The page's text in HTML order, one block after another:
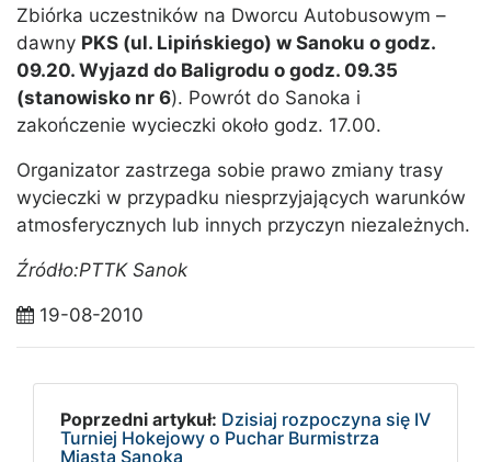
Zbiórka uczestników na Dworcu Autobusowym –
dawny PKS (ul. Lipińskiego) w Sanoku o godz.
09.20. Wyjazd do Baligrodu o godz. 09.35
(stanowisko nr 6). Powrót do Sanoka i
zakończenie wycieczki około godz. 17.00.
Organizator zastrzega sobie prawo zmiany trasy
wycieczki w przypadku niesprzyjających warunków
atmosferycznych lub innych przyczyn niezależnych.
Źródło:PTTK Sanok
19-08-2010
Poprzedni artykuł: Dzisiaj rozpoczyna się IV
Turniej Hokejowy o Puchar Burmistrza
Miasta Sanoka